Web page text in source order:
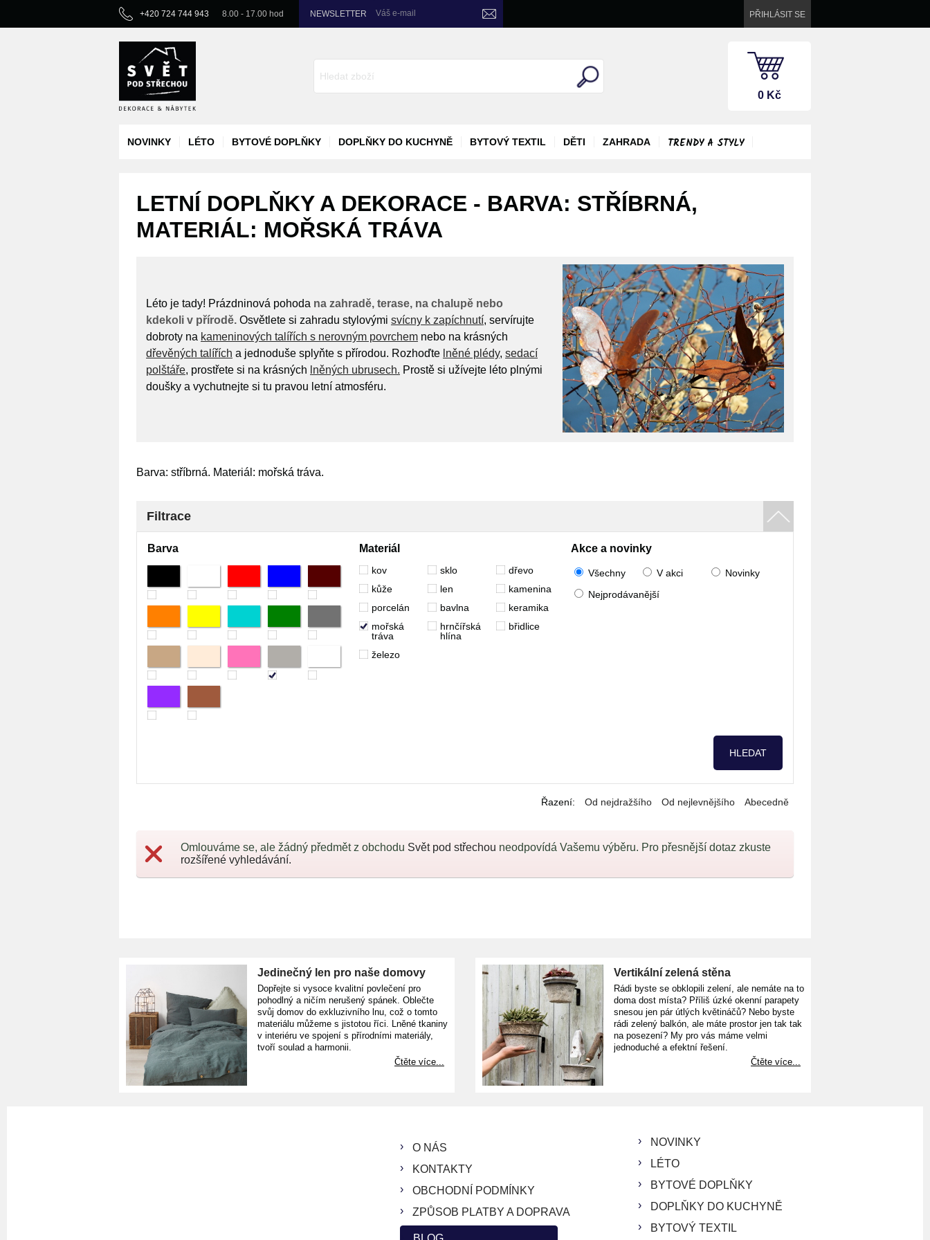
+420 724 744 943 8.00 - 17.00 hod NEWSLETTER Váš e-mail PŘIHLÁSIT SE
0 Kč
NOVINKY LÉTO BYTOVÉ DOPLŇKY DOPLŇKY DO KUCHYNĚ BYTOVÝ TEXTIL DĚTI ZAHRADA TRENDY A STYLY
LETNÍ DOPLŇKY A DEKORACE - BARVA: STŘÍBRNÁ,
MATERIÁL: MOŘSKÁ TRÁVA
Léto je tady! Prázdninová pohoda na zahradě, terase, na chalupě nebo
kdekoli v přírodě. Osvětlete si zahradu stylovými svícny k zapíchnutí, servírujte
dobroty na kameninových talířích s nerovným povrchem nebo na krásných
dřevěných talířích a jednoduše splyňte s přírodou. Rozhoďte lněné plédy, sedací
polštáře, prostřete si na krásných lněných ubrusech. Prostě si užívejte léto plnými
doušky a vychutnejte si tu pravou letní atmosféru.
Barva: stříbrná. Materiál: mořská tráva.
Filtrace
Barva Materiál
kov sklo
dřevo
kůže
len
kamenina
porcelán
bavlna
keramika
mořská
tráva
hrnčířská
hlína
břidlice
železo
Akce a novinky
Všechny V akci
Novinky
Nejprodávanější
Řazení: Od nejdražšího Od nejlevnějšího Abecedně
Omlouváme se, ale žádný předmět z obchodu Svět pod střechou neodpovídá Vašemu výběru. Pro přesnější dotaz zkuste
rozšířené vyhledávání.
Jedinečný len pro naše domovy
Dopřejte si vysoce kvalitní povlečení pro
pohodlný a ničím nerušený spánek. Oblečte
svůj domov do exkluzivního lnu, což o tomto
materiálu můžeme s jistotou říci. Lněné tkaniny
v interiéru ve spojení s přírodními materiály,
tvoří soulad a harmonii.
Čtěte více...
Vertikální zelená stěna
Rádi byste se obklopili zelení, ale nemáte na to
doma dost místa? Příliš úzké okenní parapety
snesou jen pár útlých květináčů? Nebo byste
rádi zelený balkón, ale máte prostor jen tak tak
na posezení? My pro vás máme velmi
jednoduché a efektní řešení.
Čtěte více...
O NÁS
KONTAKTY
OBCHODNÍ PODMÍNKY
ZPŮSOB PLATBY A DOPRAVA
NOVINKY
LÉTO
BYTOVÉ DOPLŇKY
DOPLŇKY DO KUCHYNĚ
BYTOVÝ TEXTIL